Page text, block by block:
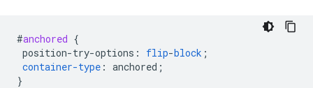
#anchored {
position-try-options : flip-block ;
container-type : anchored ;
}